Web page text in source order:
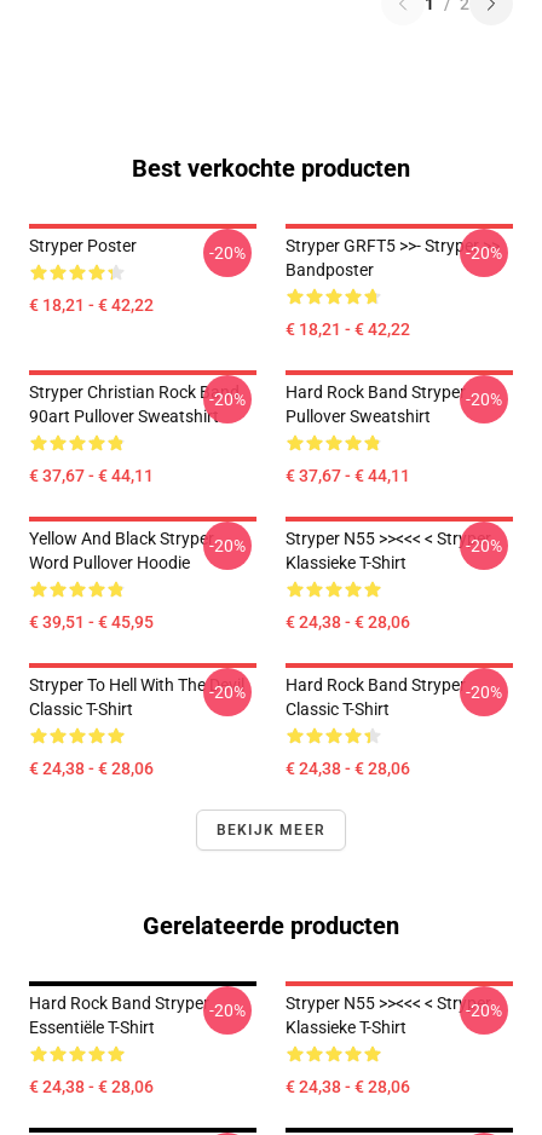
Best verkochte producten
Stryper Poster
€ 18,21 - € 42,22
-20%
Stryper GRFT5 >>- Stryper >>
Bandposter
€ 18,21 - € 42,22
-20%
Stryper Christian Rock Band
90art Pullover Sweatshirt
€ 37,67 - € 44,11
-20%
Hard Rock Band Stryper
Pullover Sweatshirt
€ 37,67 - € 44,11
-20%
Yellow And Black Stryper
Word Pullover Hoodie
€ 39,51 - € 45,95
-20%
Stryper N55 >><<< < Stryper
Klassieke T-Shirt
€ 24,38 - € 28,06
-20%
Stryper To Hell With The Devil
Classic T-Shirt
€ 24,38 - € 28,06
-20%
Hard Rock Band Stryper
Classic T-Shirt
€ 24,38 - € 28,06
-20%
BEKIJK MEER
Gerelateerde producten
Hard Rock Band Stryper
Essentiële T-Shirt
€ 24,38 - € 28,06
-20%
Stryper N55 >><<< < Stryper
Klassieke T-Shirt
€ 24,38 - € 28,06
-20%